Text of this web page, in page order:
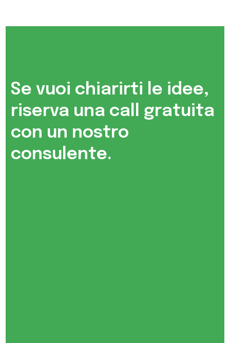
Se vuoi chiarirti le idee,
riserva una call gratuita
con un nostro
consulente.​